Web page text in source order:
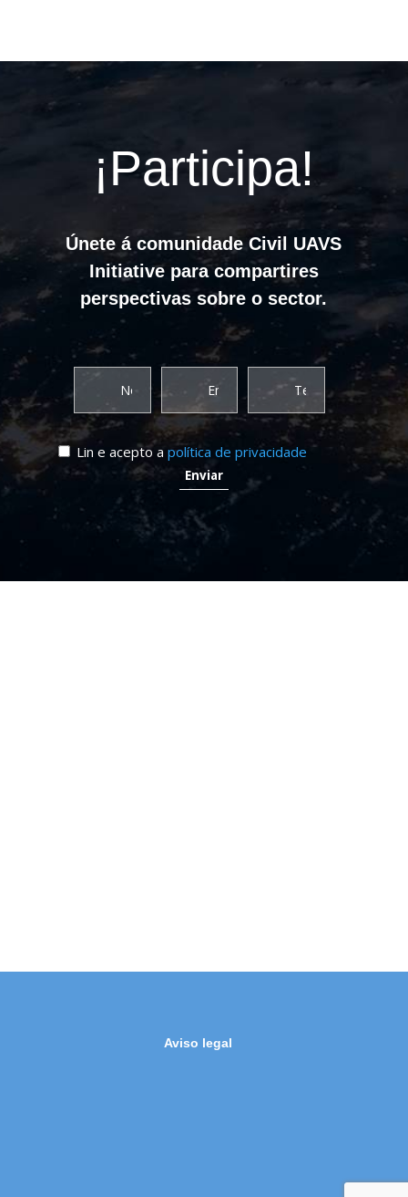
¡Participa!
Únete á comunidade Civil UAVS
Initiative para compartires
perspectivas sobre o sector.
Lin e acepto a política de privacidade
Aviso legal